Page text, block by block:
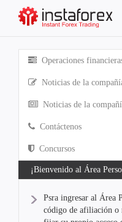
Operaciones
Noticias de la
Noticias de la
Contáctenos
Concursos
¡Bienvenido al Área
Psra ingresar al Área
código de afiliación o